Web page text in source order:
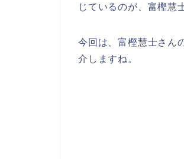
じているのが、富樫慧
今回は、富樫慧士さん
介しますね。